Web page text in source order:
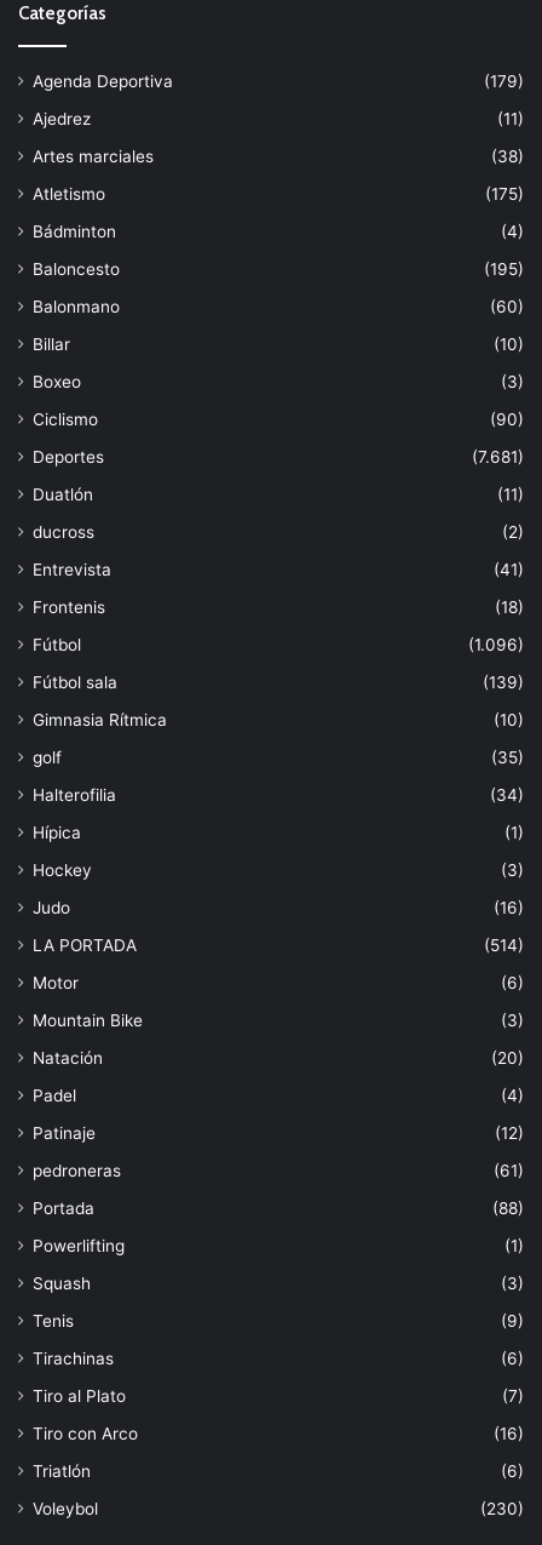
Categorías
Agenda Deportiva
(179)
Ajedrez
(11)
Artes marciales
(38)
Atletismo
(175)
Bádminton
(4)
Baloncesto
(195)
Balonmano
(60)
Billar
(10)
Boxeo
(3)
Ciclismo
(90)
Deportes
(7.681)
Duatlón
(11)
ducross
(2)
Entrevista
(41)
Frontenis
(18)
Fútbol
(1.096)
Fútbol sala
(139)
Gimnasia Rítmica
(10)
golf
(35)
Halterofilia
(34)
Hípica
(1)
Hockey
(3)
Judo
(16)
LA PORTADA
(514)
Motor
(6)
Mountain Bike
(3)
Natación
(20)
Padel
(4)
Patinaje
(12)
pedroneras
(61)
Portada
(88)
Powerlifting
(1)
Squash
(3)
Tenis
(9)
Tirachinas
(6)
Tiro al Plato
(7)
Tiro con Arco
(16)
Triatlón
(6)
Voleybol
(230)